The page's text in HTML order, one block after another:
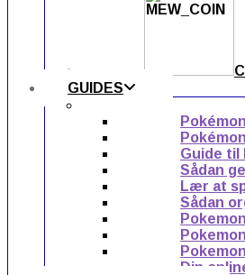
GUIDES
Guide til
Sådan
Lær at
Sådan
Din